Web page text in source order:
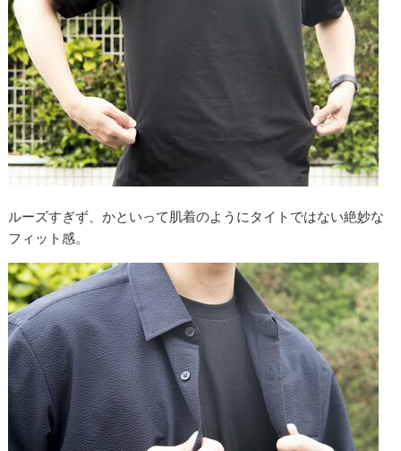
ルーズすぎず、かといって肌着のようにタイトではない絶妙な
フィット感。